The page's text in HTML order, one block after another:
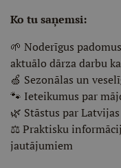
Ko tu saņemsi:
🌱 Noderīgus
aktuālo dārza darbu
🍏 Sezonālas un
🐾 Ieteikumus par
🌿 Stāstus par
⚖️ Praktisku
jautājumiem